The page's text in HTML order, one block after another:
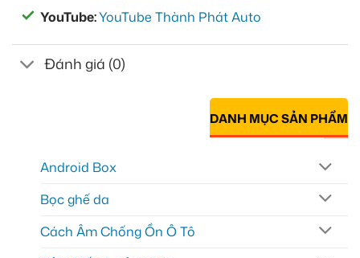
YouTube:YouTube Thành Phát Auto
Đánh giá (0)
DANH MỤC SẢN PHẨM
Android Box
Bọc ghế da
Cách Âm Chống Ồn Ô Tô